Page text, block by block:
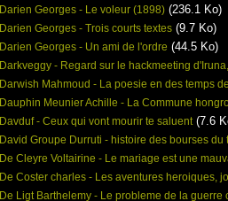
Darien Georges - Le voleur (1898) (236.1 Ko)
Darien Georges - Trois courts textes (9.7 Ko)
Darien Georges - Un ami de l'ordre (44.5 Ko)
Darkveggy - Regard sur le hackmeeting
Darwish Mahmoud - La poesie en des temps
Dauphin Meunier Achille - La Commune
Davduf - Ceux qui vont mourir te saluent (7.6
David Groupe Durruti - histoire des bourses du
De Cleyre Voltairine - Le mariage est une
De Coster charles - Les aventures heroiques,
De Ligt Barthelemy - Le probleme de la guerre